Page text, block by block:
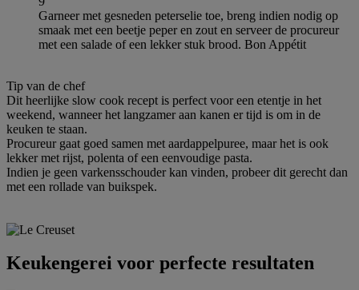
Garneer met gesneden peterselie toe, breng indien nodig op
smaak met een beetje peper en zout en serveer de procureur
met een salade of een lekker stuk brood. Bon Appétit
Tip van de chef
Dit heerlijke slow cook recept is perfect voor een etentje in het
weekend, wanneer het langzamer aan kanen er tijd is om in de
keuken te staan.
Procureur gaat goed samen met aardappelpuree, maar het is ook
lekker met rijst, polenta of een eenvoudige pasta.
Indien je geen varkensschouder kan vinden, probeer dit gerecht dan
met een rollade van buikspek.
Keukengerei voor perfecte resultaten